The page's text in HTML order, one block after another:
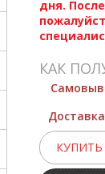
дня.
КАК
Доставка